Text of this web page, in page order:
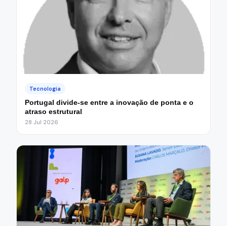
Tecnologia
Portugal divide-se entre a inovação de ponta e o
atraso estrutural
28 Jul 2026